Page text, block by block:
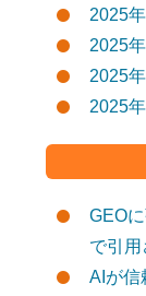
2025
2025
2025
2025
GEO
で引
AIが信